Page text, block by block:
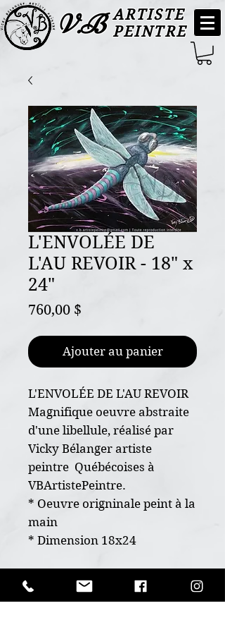
V.B ARTISTE
PEINTRE
L'ENVOLÉE DE
L'AU REVOIR - 18" x
24"
760,00 $
Ajouter au panier
L'ENVOLÉE DE L'AU REVOIR
Magnifique oeuvre abstraite
d'une libellule, réalisé par
Vicky Bélanger artiste
peintre Québécoises à
VBArtistePeintre.
* Oeuvre origninale peint à la
main
* Dimension 18x24
encadrée dans un cadre
flottant de type galerie
POLITIQUE D'ÉCHANGE ET
DE REMBOURSEMENT